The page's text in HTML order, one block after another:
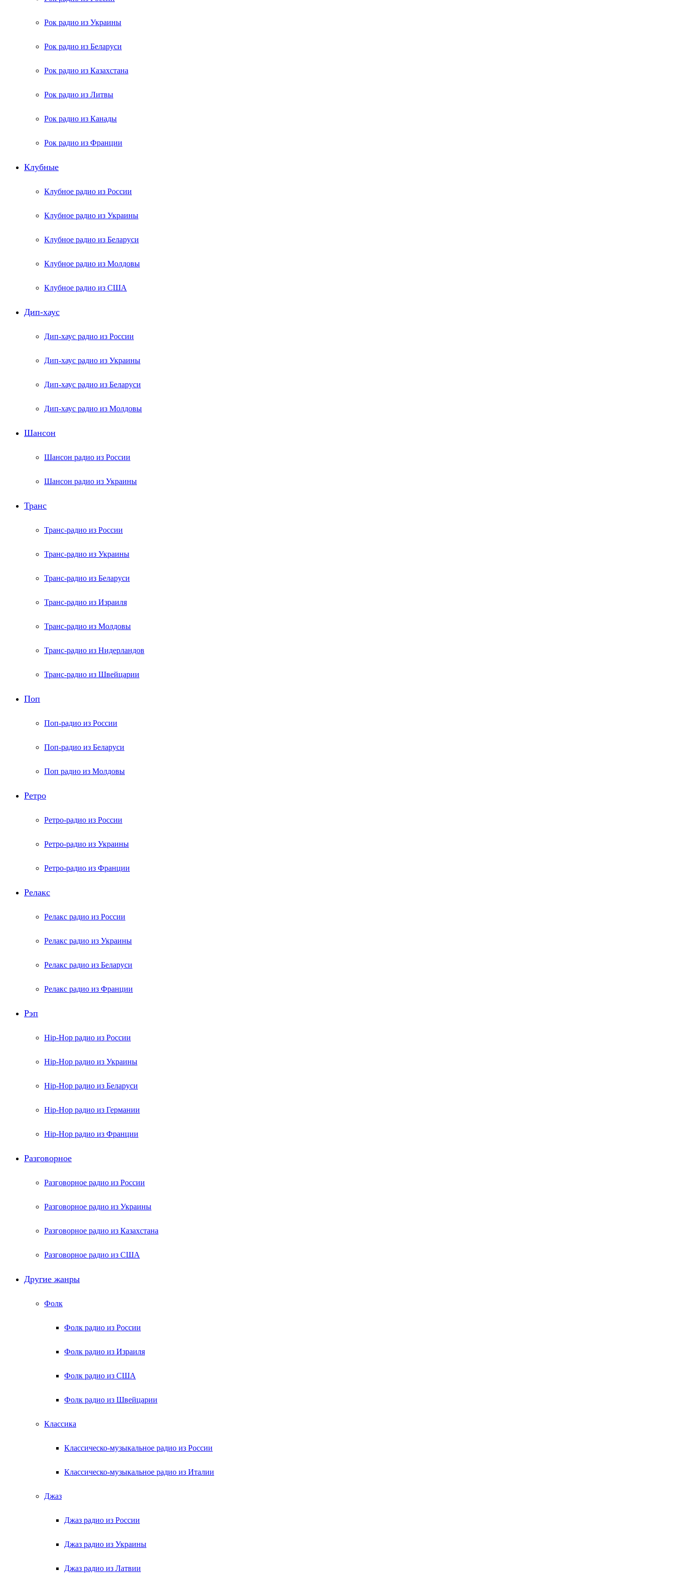
Рок радио из Украины
Рок радио из Беларуси
Рок радио из Казахстана
Рок радио из Литвы
Рок радио из Канады
Рок радио из Франции
Клубные
Клубное радио из России
Клубное радио из Украины
Клубное радио из Беларуси
Клубное радио из Молдовы
Клубное радио из США
Дип-хаус
Дип-хаус радио из России
Дип-хаус радио из Украины
Дип-хаус радио из Беларуси
Дип-хаус радио из Молдовы
Шансон
Шансон радио из России
Шансон радио из Украины
Транс
Транс-радио из России
Транс-радио из Украины
Транс-радио из Беларуси
Транс-радио из Израиля
Транс-радио из Молдовы
Транс-радио из Нидерландов
Транс-радио из Швейцарии
Поп
Поп-радио из России
Поп-радио из Беларуси
Поп радио из Молдовы
Ретро
Ретро-радио из России
Ретро-радио из Украины
Ретро-радио из Франции
Релакс
Релакс радио из России
Релакс радио из Украины
Релакс радио из Беларуси
Релакс радио из Франции
Рэп
Hip-Hop радио из России
Hip-Hop радио из Украины
Hip-Hop радио из Беларуси
Hip-Hop радио из Германии
Hip-Hop радио из Франции
Разговорное
Разговорное радио из России
Разговорное радио из Украины
Разговорное радио из Казахстана
Разговорное радио из США
Другие жанры
Фолк
Фолк радио из России
Фолк радио из Израиля
Фолк радио из США
Фолк радио из Швейцарии
Классика
Классическо-музыкальное радио из России
Классическо-музыкальное радио из Италии
Джаз
Джаз радио из России
Джаз радио из Украины
Джаз радио из Латвии